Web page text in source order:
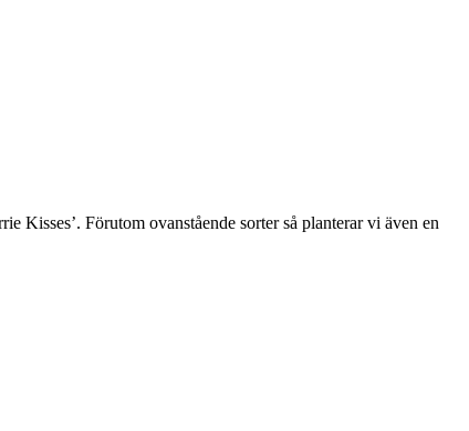
Kisses’. Förutom ovanstående sorter så planterar vi även en